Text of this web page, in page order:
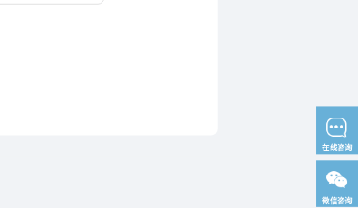
在线咨询
微信咨询